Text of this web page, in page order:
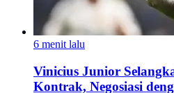
6 menit lalu
Vinicius Junior
Kontrak, Negosiasi